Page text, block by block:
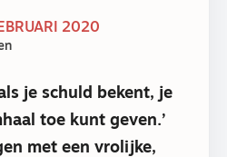
2020
je schuld bekent, je
toe kunt geven.’
met een vrolijke,